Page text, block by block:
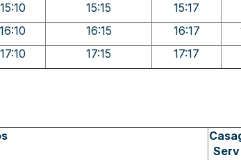
15:10 15:15 15:17
16:10 16:15 16:17
17:10 17:15 17:17
Serv